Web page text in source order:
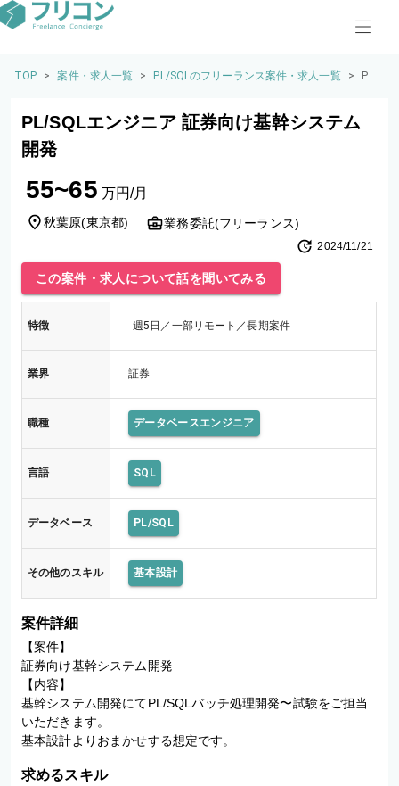
TOP > 案件・求人一覧 > PL/SQLのフリーランス案件・求人一覧 >
PL/
基
ス
開
PL/SQLエンジニア 証券向け基幹システム
開発
55~65 万円/月
秋葉原(東京都) 業務委託(フリーランス)
2024/11/21
この案件・求人について話を聞いてみる
特徴 週5日／一部リモート／長期案件
業界 証券
職種 データベースエンジニア
言語 SQL
データベース PL/SQL
その他のスキル 基本設計
案件詳細
【案件】
証券向け基幹システム開発
【内容】
基幹システム開発にてPL/SQLバッチ処理開発〜試験をご担当
いただきます。
基本設計よりおまかせする想定です。
求めるスキル